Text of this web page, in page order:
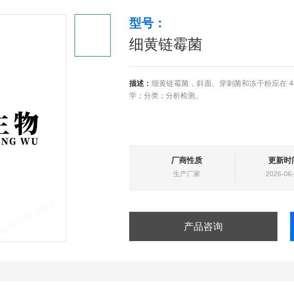
型号：
细黄链霉菌
描述： 细黄链霉菌，斜面、穿刺菌和冻干粉应在
学；分类；分析检测。
厂商性质
生产厂家
更新时
2026-
产品咨询